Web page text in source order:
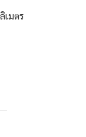
เมตร